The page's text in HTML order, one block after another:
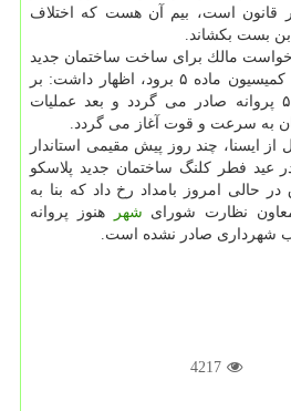
قانون است، بیم آن هست كه اختلاف
بست بكشاند.
مالك برای ساخت ساختمان جدید
به علت مشكلات موجود به كمیسیون ماده ۵ برود، اظهار داشت: بر
مبنای رای كمیسیون ماده ۵ پروانه صادر می گردد و بعد عملیات
به سرعت و قوت آغاز می گردد.
از ایسنا، چند روز پیش مقیمی استاندار
عید فطر كلنگ ساختمان جدید پلاسكو
حالی امروز بامداد رخ داد كه بنا به
نظارت شورای شهر
هنوز پروانه
شهرداری صادر نشده است.
4217